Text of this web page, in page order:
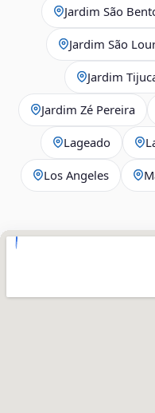
Jardim São
Jardim São
Jardim
Jardim Zé Pereira
Lageado
Los Angeles